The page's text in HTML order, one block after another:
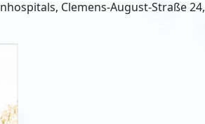
Clemens-August-Straße 24,